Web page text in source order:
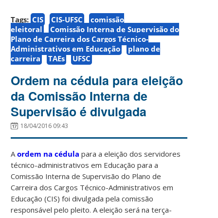
Tags: CIS CIS-UFSC
comissão
eleitoral
Comissão Interna de Supervisão do
Plano de Carreira dos Cargos Técnico-
Administrativos em Educação
plano de
carreira
TAEs UFSC
Ordem na cédula para eleição
da Comissão Interna de
Supervisão é divulgada
18/04/2016 09:43
Aordem na cédula para a eleição dos servidores
técnico-administrativos em Educação para a
Comissão Interna de Supervisão do Plano de
Carreira dos Cargos Técnico-Administrativos em
Educação (CIS) foi divulgada pela comissão
responsável pelo pleito. A eleição será na terça-